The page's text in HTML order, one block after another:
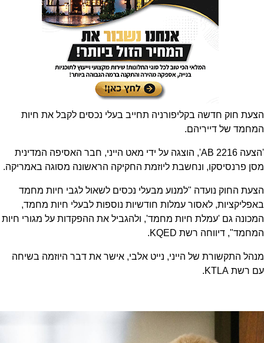
הצעת חוק חדשה בקליפורניה תחייב בעלי נכסים לקבל את חיות
המחמד של דייריהם.
'הצעה AB 2216', הוצגה על ידי מאט הייני, חבר האסיפה המדינית
מסן פרנסיסקו, ונחשבת ליוזמת החקיקה הראשונה מסוגה באמריקה.
הצעת החוק נועדה "למנוע מבעלי נכסים לשאול לגבי חיות מחמד
באפליקציות, לאסור עמלות חודשיות נוספות לבעלי חיות מחמד,
המכונה גם 'עמלת חיות מחמד', ולהגביל את ההפקדות על מגורי חיות
המחמד", דיווחה רשת KQED.
מנהל התקשורת של הייני, נייט אלבי, אישר את דבר היוזמה בשיחה
עם רשת KTLA.